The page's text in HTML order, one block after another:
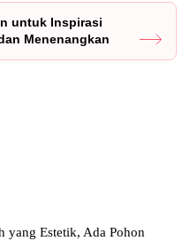
untuk Inspirasi
Menenangkan
yang Estetik, Ada Pohon